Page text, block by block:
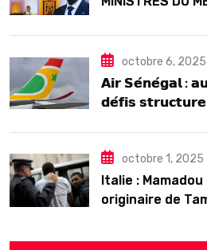
octobre 6, 2025
𝗔𝗶𝗿 𝗦𝗲́𝗻𝗲́𝗴𝗮𝗹 :
𝗱𝗲́𝗳𝗶𝘀
octobre 1, 2025
Italie :
originaire de
arrestation